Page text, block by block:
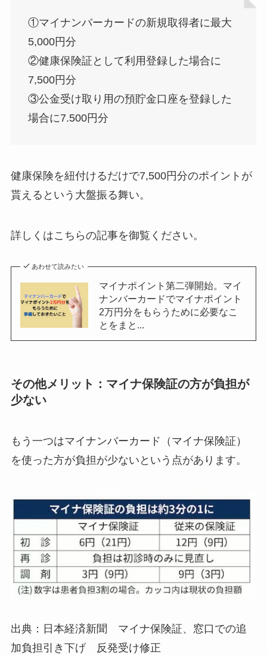
①マイナンバーカードの新規取得者に最大
5,000円分
②健康保険証として利用登録した場合に
7,500円分
③公金受け取り用の預貯金口座を登録した
場合に7.500円分
健康保険を紐付けるだけで7,500円分のポイントが
貰えるという大盤振る舞い。
詳しくはこちらの記事を御覧ください。
あわせて読みたい
マイナポイント第二弾開始。マイ
ナンバーカードでマイナポイント
2万円分をもらうために必要なこ
とをまと...
その他メリット：マイナ保険証の方が負担が
少ない
もう一つはマイナンバーカード（マイナ保険証）
を使った方が負担が少ないという点があります。
出典：日本経済新聞 マイナ保険証、窓口での追
加負担引き下げ 反発受け修正